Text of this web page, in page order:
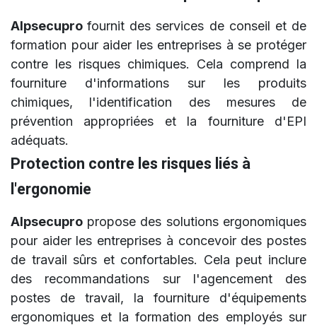
Alpsecuprofournit des services de conseil et de
formation pour aider les entreprises à se protéger
contre les risques chimiques. Cela comprend la
fourniture d'informations sur les produits
chimiques, l'identification des mesures de
prévention appropriées et la fourniture d'EPI
adéquats.
Protection contre les risques liés à
l'ergonomie
Alpsecupro propose des solutions ergonomiques
pour aider les entreprises à concevoir des postes
de travail sûrs et confortables. Cela peut inclure
des recommandations sur l'agencement des
postes de travail, la fourniture d'équipements
ergonomiques et la formation des employés sur